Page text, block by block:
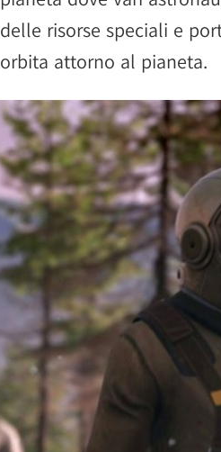
delle risorse speciali e
orbita attorno al pianeta.